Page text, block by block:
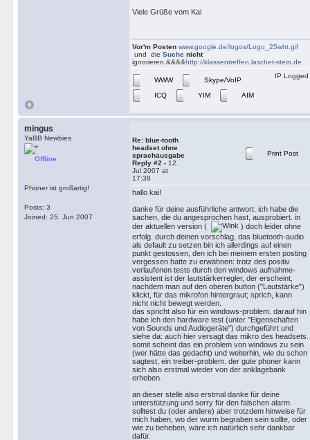
Viele Grüße vom Kai
Vor'm Posten www.google.de/logos/Logo_25wht.gif
und die Suche nicht
ignorieren.&&&&http://klassentreffen.laschet-stein.de
WWW
Skype/VoIP
ICQ
YIM AIM
IP Logged
mingus
YaBB Newbies
Offline
Phoner ist großartig!
Posts: 3
Joined: 25. Jun 2007
Re: blue-tooth
headset ohne
sprachausgabe
Reply #2 - 12.
Jul 2007 at
17:38
Print Post
hallo kai!
danke für deine ausführliche antwort. ich habe die
sachen, die du angesprochen hast, ausprobiert. in
der aktuellen version (
) doch leider ohne
erfolg. durch deinen vorschlag, das bluetooth-audio
als default zu setzen bin ich allerdings auf einen
punkt gestossen, den ich bei meinem ersten posting
vergessen hatte zu erwähnen: trotz des positiv
verlaufenen tests durch den windows aufnahme-
assistent ist der lautstärkerregler, der erscheint,
nachdem man auf den oberen button ("Lautstärke")
klickt, für das mikrofon hintergraut; sprich, kann
nicht nicht bewegt werden.
das spricht also für ein windows-problem. darauf hin
habe ich den hardware test (unter "Eigenschaften
von Sounds und Audiogeräte") durchgeführt und
siehe da: auch hier versagt das mikro des headsets.
somit scheint das ein problem von windows zu sein
(wer hätte das gedacht) und weiterhin, wie du schon
sagtest, ein treiber-problem. der gute phoner kann
sich also erstmal wieder von der anklagebank
erheben.
an dieser stelle also erstmal danke für deine
unterstützung und sorry für den falschen alarm.
solltest du (oder andere) aber trotzdem hinweise für
mich haben, wo der wurm begraben sein sollte, oder
wie zu beheben, wäre ich natürlich sehr dankbar
dafür.